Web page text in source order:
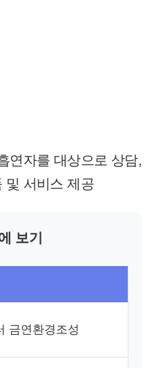
연자를 대상으로 상담,
및 서비스 제공
보기
금연환경조성